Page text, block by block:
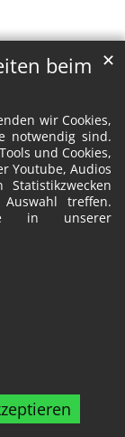
beim
wir Cookies,
notwendig sind.
und Cookies,
Youtube, Audios
treffen.
in unserer
✕